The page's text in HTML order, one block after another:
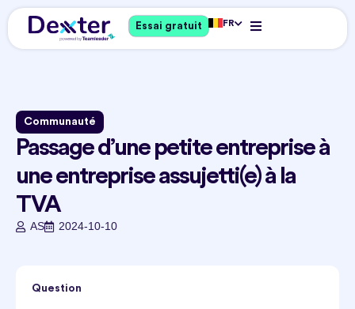
Essai gratuit FR
Communauté
Passage d’une petite entreprise à
une entreprise assujetti(e) à la
TVA
AS 2024-10-10
Question